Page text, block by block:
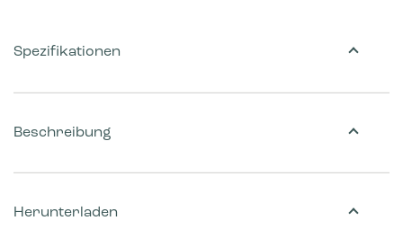
Beschreibung
Herunterladen
Spezifikationen